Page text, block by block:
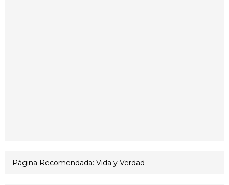
Página Recomendada: Vida y Verdad